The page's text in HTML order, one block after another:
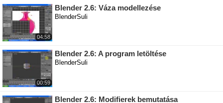
04:58
Blender 2.6: Váza modellezése
BlenderSuli
00:59
Blender 2.6: A program letöltése
BlenderSuli
Blender 2.6: Modifierek bemutatása